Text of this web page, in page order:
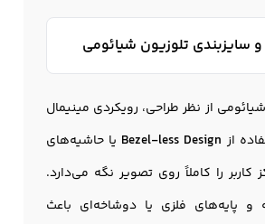
سایزبندی تلوزیون شیائومی
از نظر طراحی، رویکردی مینیمال
از Bezel-less Design یا حاشیه‌های
کاربر را کاملاً روی تصویر نگه می‌دارد.
پایه‌های فلزی یا دوشاخه‌ای باعث